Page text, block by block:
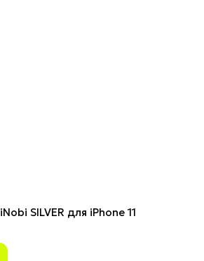
SILVER для iPhone 11